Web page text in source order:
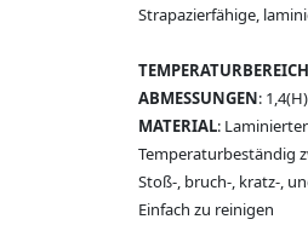
Strapazierfähige,
TEMPERATURBEREICH
ABMESSUNGEN:
MATERIAL:
Temperaturbeständig
Stoß-, bruch-, kratz-,
Einfach zu reinigen